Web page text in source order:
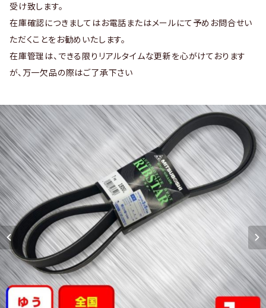
受け致します。
在庫確認につきましてはお電話またはメールにて予めお問合せい
ただくことをお勧めいたします。
在庫管理は、できる限りリアルタイムな更新を心がけております
が、万一欠品の際はご了承下さい